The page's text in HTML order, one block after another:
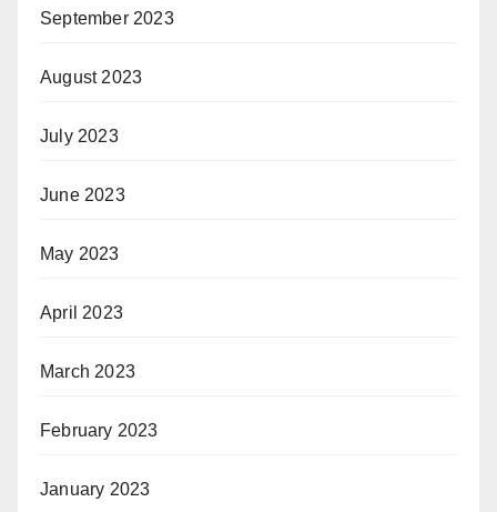
September 2023
August 2023
July 2023
June 2023
May 2023
April 2023
March 2023
February 2023
January 2023